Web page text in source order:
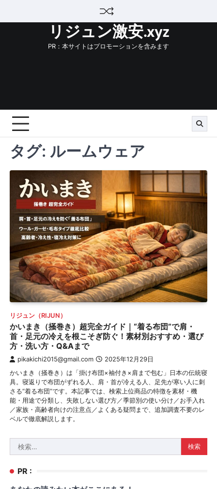
リジュン激安.xyz
PR：本サイトはプロモーションを含みます
タグ: ルームウェア
リジュン（RIJUN）
かいまき（掻巻き）超完全ガイド｜“着る布団”で肩・
首・足元の冷えを根こそぎ防ぐ！素材別おすすめ・選び
方・洗い方・Q&Aまで
pikakichi2015@gmail.com 2025年12月29日
かいまき（掻巻き）は「掛け布団×袖付き×肩まで包む」日本の伝統寝
具。寝返りで布団がずれる人、肩・首が冷える人、足先が寒い人に刺
さる“着る布団”です。本記事では、検索上位商品の特徴を素材・機
能・用途で分類し、失敗しない選び方／季節別の使い分け／お手入れ
／家族・高齢者向けの注意点／よくある疑問まで、追加調査不要のレ
ベルで徹底解説します。
索:
PR :